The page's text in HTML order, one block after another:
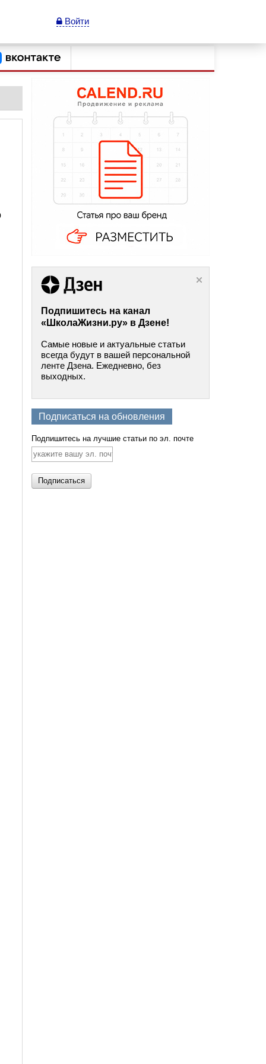
Войти
Подпишитесь на канал
«ШколаЖизни.ру» в Дзене!
Самые новые и актуальные статьи
всегда будут в вашей персональной
ленте Дзена. Ежедневно, без
выходных.
Подписаться на обновления
Подпишитесь на лучшие статьи по эл. почте